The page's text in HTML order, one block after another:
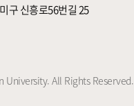
구 신흥로56번길 25
University. All Rights Reserved.